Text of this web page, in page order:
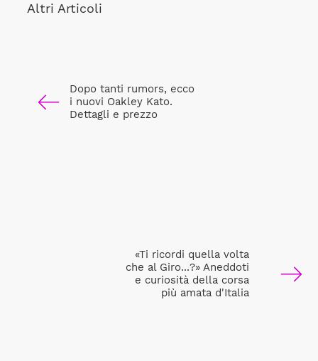
Altri Articoli
Dopo tanti rumors, ecco
i nuovi Oakley Kato.
Dettagli e prezzo
«Ti ricordi quella volta
che al Giro...?» Aneddoti
e curiosità della corsa
più amata d'Italia